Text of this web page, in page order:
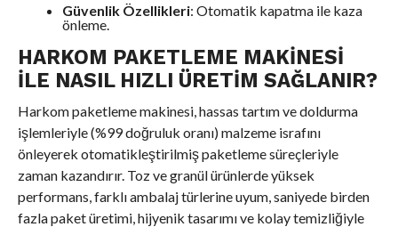
Güvenlik Özellikleri: Otomatik kapatma ile kaza
önleme.
HARKOM PAKETLEME MAKINESI
ILE NASIL HIZLI ÜRETIM SAĞLANIR?
Harkom paketleme makinesi, hassas tartım ve doldurma
işlemleriyle (%99 doğruluk oranı) malzeme israfını
önleyerek otomatikleştirilmiş paketleme süreçleriyle
zaman kazandırır. Toz ve granül ürünlerde yüksek
performans, farklı ambalaj türlerine uyum, saniyede birden
fazla paket üretimi, hijyenik tasarımı ve kolay temizliğiyle